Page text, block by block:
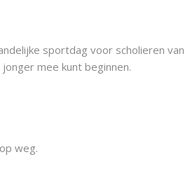
sportdag voor scholieren van
mee kunt beginnen.
weg.